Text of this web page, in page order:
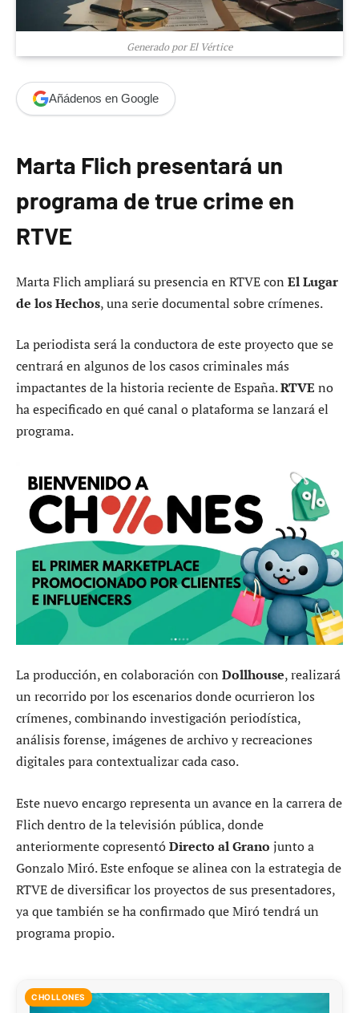
Generado por El Vértice
Añádenos en Google
Marta Flich presentará un
programa de true crime en
RTVE
Marta Flich ampliará su presencia en RTVE con El Lugar
de los Hechos, una serie documental sobre crímenes.
La periodista será la conductora de este proyecto que se
centrará en algunos de los casos criminales más
impactantes de la historia reciente de España.RTVE no
ha especificado en qué canal o plataforma se lanzará el
programa.
La producción, en colaboración con Dollhouse, realizará
un recorrido por los escenarios donde ocurrieron los
crímenes, combinando investigación periodística,
análisis forense, imágenes de archivo y recreaciones
digitales para contextualizar cada caso.
Este nuevo encargo representa un avance en la carrera de
Flich dentro de la televisión pública, donde
anteriormente copresentóDirecto al Grano junto a
Gonzalo Miró. Este enfoque se alinea con la estrategia de
RTVE de diversificar los proyectos de sus presentadores,
ya que también se ha confirmado que Miró tendrá un
programa propio.
CHOLLONES